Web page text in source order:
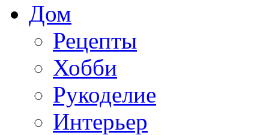
Дом
Рецепты
Хобби
Рукоделие
Интерьер